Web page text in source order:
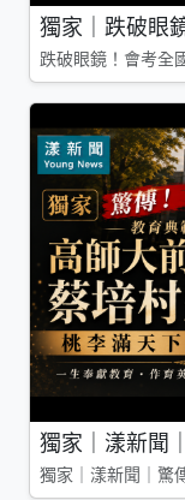
獨家｜跌破眼
跌破眼鏡！會考全
獨家｜漾新聞
獨家｜漾新聞｜驚